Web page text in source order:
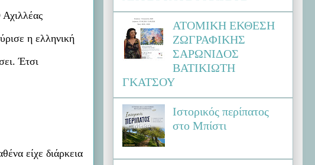
η ελληνική
Έτσι
είχε διάρκεια
ΑΤΟΜΙΚΗ ΕΚΘΕΣΗ
ΖΩΓΡΑΦΙΚΗΣ
ΣΑΡΩΝΙΔΟΣ
ΒΑΤΙΚΙΩΤΗ
ΓΚΑΤΣΟΥ
Ιστορικός περίπατος
στο Μπίστι